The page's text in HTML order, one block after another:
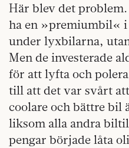
Här blev det
ha en »premiumbil«
under lyxbilarna,
Men de investerade
för att lyfta och
till att det var svårt att
coolare och bättre bil
liksom alla andra
pengar började låta